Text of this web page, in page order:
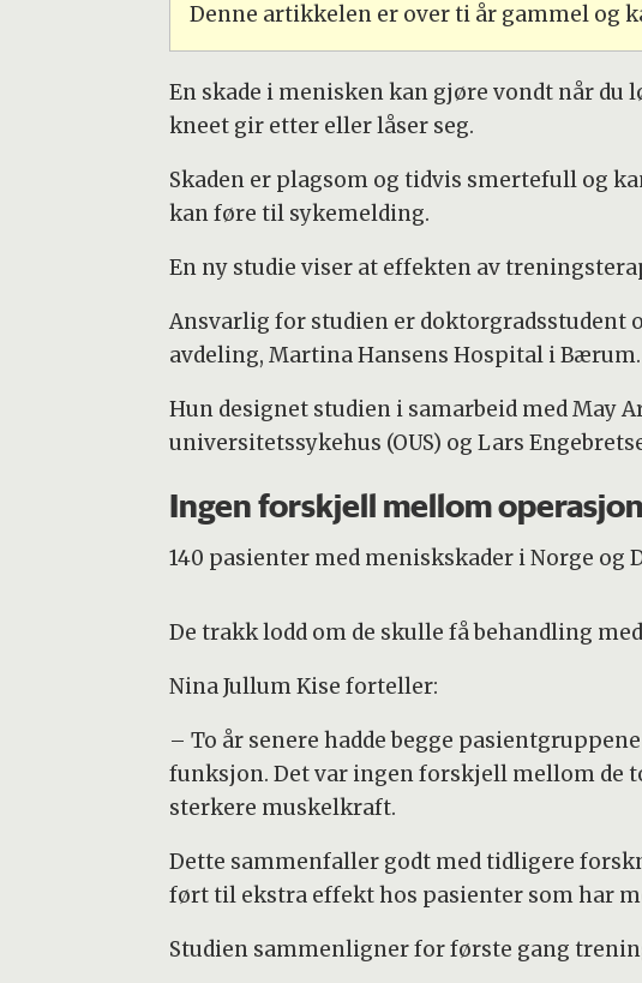
Denne artikkelen er over ti år gammel og
En skade i menisken kan gjøre vondt når du
kneet gir etter eller låser seg.
Skaden er plagsom og tidvis smertefull og
kan føre til sykemelding.
En ny studie viser at effekten av
Ansvarlig for studien er doktorgradsstudent
avdeling, Martina Hansens Hospital i Bærum.
Hun designet studien i samarbeid med May
universitetssykehus (OUS) og Lars
Ingen forskjell mellom
140 pasienter med meniskskader i Norge og
De trakk lodd om de skulle få behandling
Nina Jullum Kise forteller:
– To år senere hadde begge
funksjon. Det var ingen forskjell mellom de
sterkere muskelkraft.
Dette sammenfaller godt med tidligere
ført til ekstra effekt hos pasienter som har
Studien sammenligner for første gang